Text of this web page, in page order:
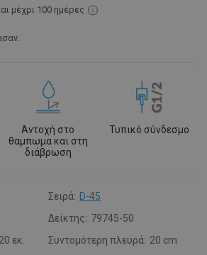
μέχρι 100 ημέρες
Αντοχή στο
θαμπωμα και στη
διάβρωση
Τυπικό σύνδεσμο
Σειρά: D-45
Δείκτης: 79745-50
20 εκ. Συντομότερη πλευρά: 20 cm